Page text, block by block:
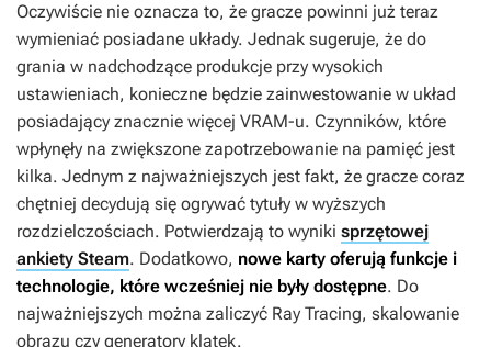
Oczywiście nie oznacza to, że gracze powinni już teraz
wymieniać posiadane układy. Jednak sugeruje, że do
grania w nadchodzące produkcje przy wysokich
ustawieniach, konieczne będzie zainwestowanie w układ
posiadający znacznie więcej VRAM-u. Czynników, które
wpłynęły na zwiększone zapotrzebowanie na pamięć jest
kilka. Jednym z najważniejszych jest fakt, że gracze coraz
chętniej decydują się ogrywać tytuły w wyższych
rozdzielczościach. Potwierdzają to wyniki sprzętowej
ankiety Steam. Dodatkowo, nowe karty oferują funkcje i
technologie, które wcześniej nie były dostępne. Do
najważniejszych można zaliczyć Ray Tracing, skalowanie
obrazu czy generatory klatek.